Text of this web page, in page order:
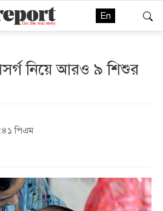
En
নিয়ে আরও ৯ শিশুর
পিএম